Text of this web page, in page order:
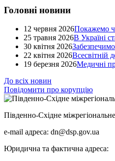
Головні новини
12 червня 2026Покажемо
25 травня 2026В Україні
30 квітня 2026
22 квітня 2026Всесвітній
19 березня 2026Медичні
До всіх новин
Повідомити про корупцію
Південно-Східне
e-mail адреса: dn@dsp.gov.ua
Юридична та фактична адреса: